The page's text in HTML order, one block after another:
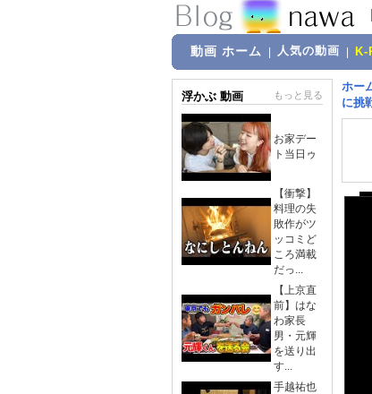
動画 ホーム 人気の動画 K-
浮かぶ 動画 もっと見る
お家デー
ト当日ゥ
【衝撃】
料理の失
敗作がツ
ッコミど
ころ満載
だっ...
【上京直
前】はな
わ家長
男・元輝
を送り出
す...
手越祐也
ホー
に挑